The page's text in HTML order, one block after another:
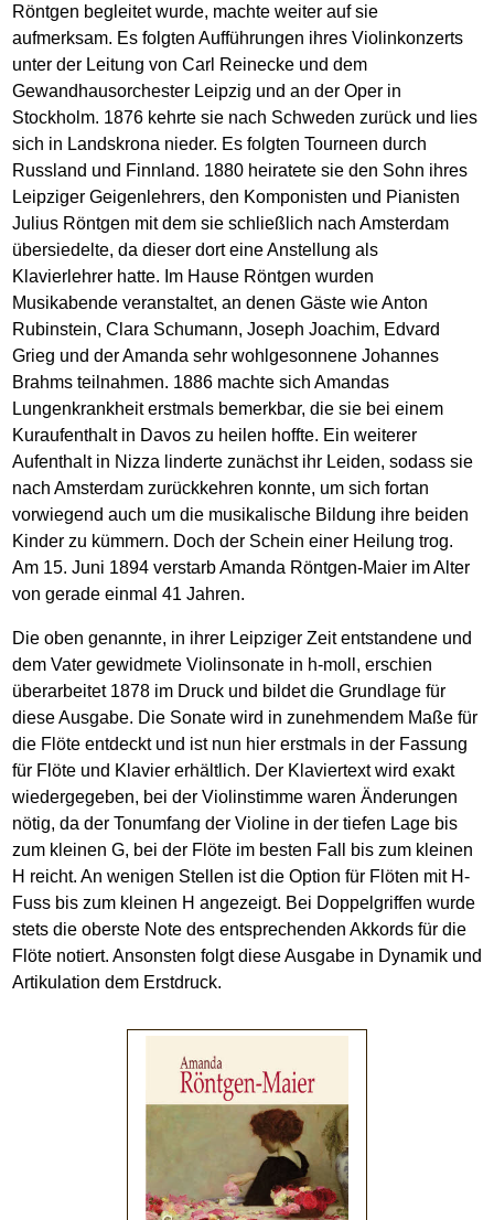
Röntgen begleitet wurde, machte weiter auf sie
aufmerksam. Es folgten Aufführungen ihres Violinkonzerts
unter der Leitung von Carl Reinecke und dem
Gewandhausorchester Leipzig und an der Oper in
Stockholm. 1876 kehrte sie nach Schweden zurück und lies
sich in Landskrona nieder. Es folgten Tourneen durch
Russland und Finnland. 1880 heiratete sie den Sohn ihres
Leipziger Geigenlehrers, den Komponisten und Pianisten
Julius Röntgen mit dem sie schließlich nach Amsterdam
übersiedelte, da dieser dort eine Anstellung als
Klavierlehrer hatte. Im Hause Röntgen wurden
Musikabende veranstaltet, an denen Gäste wie Anton
Rubinstein, Clara Schumann, Joseph Joachim, Edvard
Grieg und der Amanda sehr wohlgesonnene Johannes
Brahms teilnahmen. 1886 machte sich Amandas
Lungenkrankheit erstmals bemerkbar, die sie bei einem
Kuraufenthalt in Davos zu heilen hoffte. Ein weiterer
Aufenthalt in Nizza linderte zunächst ihr Leiden, sodass sie
nach Amsterdam zurückkehren konnte, um sich fortan
vorwiegend auch um die musikalische Bildung ihre beiden
Kinder zu kümmern. Doch der Schein einer Heilung trog.
Am 15. Juni 1894 verstarb Amanda Röntgen-Maier im Alter
von gerade einmal 41 Jahren.
Die oben genannte, in ihrer Leipziger Zeit entstandene und
dem Vater gewidmete Violinsonate in h-moll, erschien
überarbeitet 1878 im Druck und bildet die Grundlage für
diese Ausgabe. Die Sonate wird in zunehmendem Maße für
die Flöte entdeckt und ist nun hier erstmals in der Fassung
für Flöte und Klavier erhältlich. Der Klaviertext wird exakt
wiedergegeben, bei der Violinstimme waren Änderungen
nötig, da der Tonumfang der Violine in der tiefen Lage bis
zum kleinen G, bei der Flöte im besten Fall bis zum kleinen
H reicht. An wenigen Stellen ist die Option für Flöten mit H-
Fuss bis zum kleinen H angezeigt. Bei Doppelgriffen wurde
stets die oberste Note des entsprechenden Akkords für die
Flöte notiert. Ansonsten folgt diese Ausgabe in Dynamik und
Artikulation dem Erstdruck.